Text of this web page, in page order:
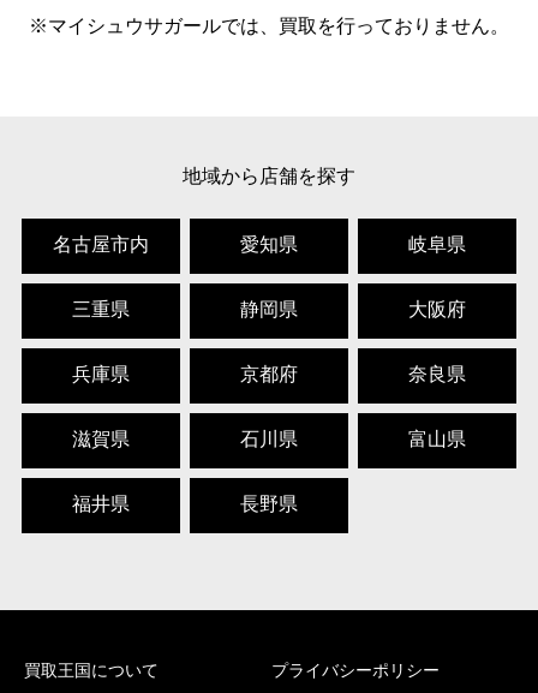
※マイシュウサガールでは、買取を行っておりません。
地域から店舗を探す
名古屋市内 愛知県 岐阜県
三重県 静岡県 大阪府
兵庫県 京都府 奈良県
滋賀県 石川県 富山県
福井県 長野県
買取王国について プライバシーポリシー